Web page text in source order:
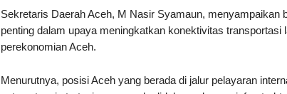
Sekretaris Daerah Aceh, M Nasir Syamaun, menyampaikan
penting dalam upaya meningkatkan konektivitas transportasi
perekonomian Aceh.
Menurutnya, posisi Aceh yang berada di jalur pelayaran